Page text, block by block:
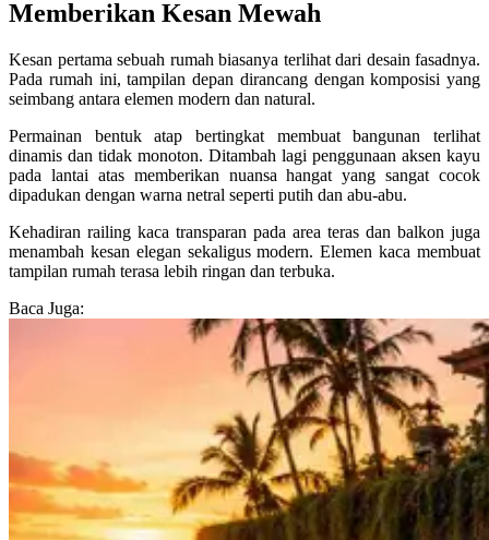
Memberikan Kesan Mewah
Kesan pertama sebuah rumah biasanya terlihat dari desain fasadnya.
Pada rumah ini, tampilan depan dirancang dengan komposisi yang
seimbang antara elemen modern dan natural.
Permainan bentuk atap bertingkat membuat bangunan terlihat
dinamis dan tidak monoton. Ditambah lagi penggunaan aksen kayu
pada lantai atas memberikan nuansa hangat yang sangat cocok
dipadukan dengan warna netral seperti putih dan abu-abu.
Kehadiran railing kaca transparan pada area teras dan balkon juga
menambah kesan elegan sekaligus modern. Elemen kaca membuat
tampilan rumah terasa lebih ringan dan terbuka.
Baca Juga: